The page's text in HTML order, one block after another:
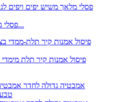
פסלי גן גדולים ויפים משיש...
פיסול אמנות קיר תלת מימדי